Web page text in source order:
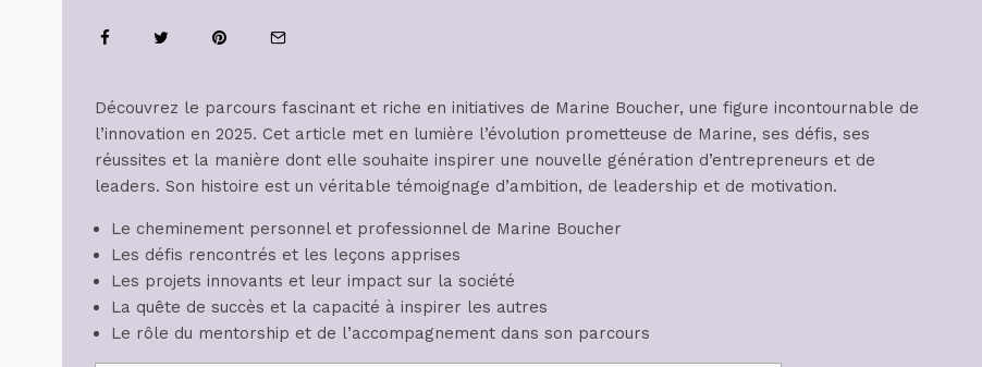
Découvrez le parcours fascinant et riche en initiatives de Marine Boucher, une figure incontournable de
l’innovation en 2025. Cet article met en lumière l’évolution prometteuse de Marine, ses défis, ses
réussites et la manière dont elle souhaite inspirer une nouvelle génération d’entrepreneurs et de
leaders. Son histoire est un véritable témoignage d’ambition, de leadership et de motivation.
Le cheminement personnel et professionnel de Marine Boucher
Les défis rencontrés et les leçons apprises
Les projets innovants et leur impact sur la société
La quête de succès et la capacité à inspirer les autres
Le rôle du mentorship et de l’accompagnement dans son parcours